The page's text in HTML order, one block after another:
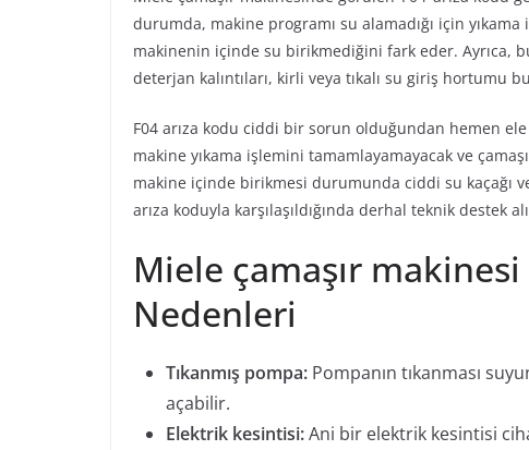
durumda, makine programı su alamadığı için
makinenin içinde su birikmediğini fark eder. Ayrıca,
deterjan kalıntıları, kirli veya tıkalı su giriş hortumu
F04 arıza kodu ciddi bir sorun olduğundan hemen
makine yıkama işlemini tamamlayamayacak ve
makine içinde birikmesi durumunda ciddi su kaçağı
arıza koduyla karşılaşıldığında derhal teknik destek
Miele çamaşır makinesi
Nedenleri
Tıkanmış pompa: Pompanın tıkanması
açabilir.
Elektrik kesintisi:Ani bir elektrik kesintisi